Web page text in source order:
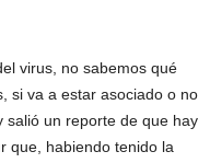
virus, no sabemos qué
si va a estar asociado o no
salió un reporte de que hay
que, habiendo tenido la